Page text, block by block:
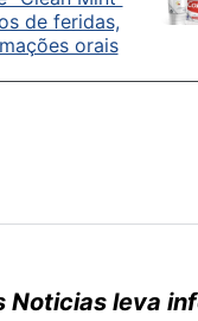
de feridas,
orais
Noticias leva